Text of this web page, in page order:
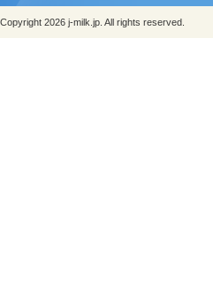
Copyright 2026 j-milk.jp. All rights reserved.